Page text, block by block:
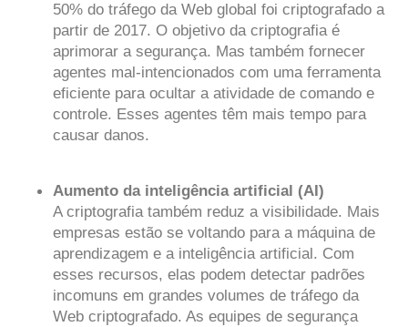
50% do tráfego da Web global foi criptografado a
partir de 2017. O objetivo da criptografia é
aprimorar a segurança. Mas também fornecer
agentes mal-intencionados com uma ferramenta
eficiente para ocultar a atividade de comando e
controle. Esses agentes têm mais tempo para
causar danos.
Aumento da inteligência artificial (AI)
A criptografia também reduz a visibilidade. Mais
empresas estão se voltando para a máquina de
aprendizagem e a inteligência artificial. Com
esses recursos, elas podem detectar padrões
incomuns em grandes volumes de tráfego da
Web criptografado. As equipes de segurança